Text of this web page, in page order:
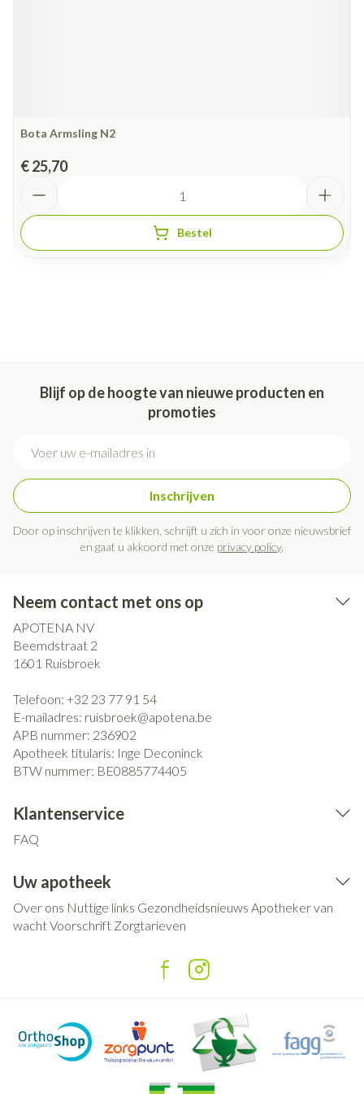
Bota Armsling N2
€ 25,70
Bestel
Blijf op de hoogte van nieuwe producten en
promoties
Inschrijven
Door op inschrijven te klikken, schrijft u zich in voor onze nieuwsbrief
en gaat u akkoord met onze privacy policy.
Neem contact met ons op
APOTENA NV
Beemdstraat 2
1601 Ruisbroek
Telefoon: +32 23 77 91 54
E-mailadres: ruisbroek@apotena.be
APB nummer: 236902
Apotheek titularis: Inge Deconinck
BTW nummer: BE0885774405
Klantenservice
FAQ
Uw apotheek
Over ons Nuttige links Gezondheidsnieuws Apotheker van
wachtVoorschrift Zorgtarieven